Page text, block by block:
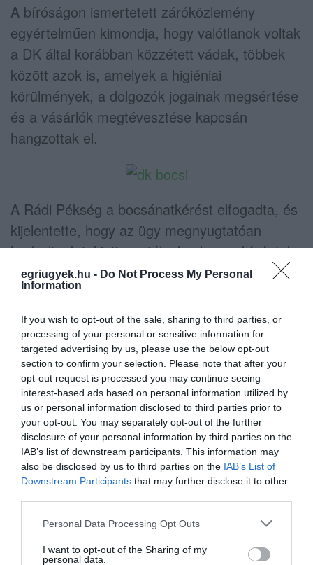
egriugyek.hu - Do Not Process My Personal
Information
If you wish to opt-out of the sale, sharing to third parties, or
processing of your personal or sensitive information for
targeted advertising by us, please use the below opt-out
section to confirm your selection. Please note that after your
opt-out request is processed you may continue seeing
interest-based ads based on personal information utilized by
us or personal information disclosed to third parties prior to
your opt-out. You may separately opt-out of the further
disclosure of your personal information by third parties on the
IAB’s list of downstream participants. This information may
also be disclosed by us to third parties on the IAB’s List of
Downstream Participants that may further disclose it to other
Please note that this website/app uses one or more Google
not limited to your visit or usage behaviour. You may click to
Personal Data Processing Opt Outs
I want to opt-out of the Sharing of my
personal data.
A bíróságon ismertetett záróközlemény
egyértelműen kimondja, hogy valótlanok voltak
a DK által korábban közzétett vádak, többek
között azok is, amelyek a higiéniai
körülmények, a dolgozók jogainak megsértése
és a vásárlók megtévesztése kapcsán
hangzottak el.
A Rádi Pékség a bocsánatkérést elfogadta, és
kijelentette, hogy az ügy megnyugtatóan
lezárultnak tekinti, portálunknak sem kívántak
nyilatkozni.
Kapcsolódó cikkek
NEM LÉTEZŐ MENTELMI JOGA MÖGÉ AKART BÚJNI A
FELELŐSSÉGRE VONÁS ELŐL AZ EGRI D...
Péter választókerületi elnök Korábban nagy botrányt kavart, hogy
a Demokratikus Koalíció egri vezetője, Balla Péter – aki a DK
TOVÁBB A CIKKHEZ